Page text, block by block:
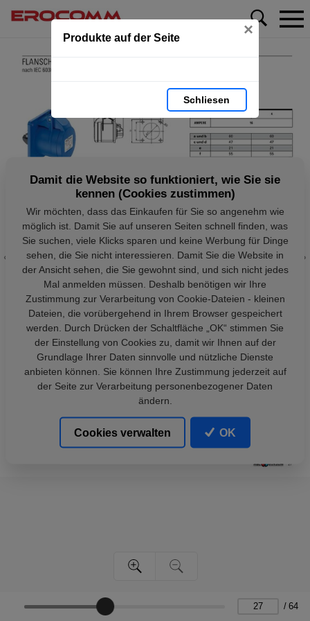
Produkte auf der Seite ×
Schliesen
/ 64
Damit die Website so funktioniert, wie Sie sie
kennen (Cookies zustimmen)
Wir möchten, dass das Einkaufen für Sie so angenehm wie
möglich ist. Damit Sie auf unseren Seiten schnell finden, was
Sie suchen, viele Klicks sparen und keine Werbung für Dinge
sehen, die Sie nicht interessieren. Damit Sie die Website in
der Ansicht sehen, die Sie gewohnt sind, und sich nicht jedes
Mal anmelden müssen. Deshalb benötigen wir Ihre
Zustimmung zur Verarbeitung von Cookie-Dateien - kleinen
Dateien, die vorübergehend in Ihrem Browser gespeichert
werden. Durch Drücken der Schaltfläche „OK“ stimmen Sie
der Einstellung von Cookies zu, damit wir Ihnen auf der
Grundlage Ihrer Daten sinnvolle und nützliche Dienste
anbieten können. Sie können Ihre Zustimmung jederzeit auf
der Seite zur Verarbeitung personenbezogener Daten
ändern.
Cookies verwalten OK